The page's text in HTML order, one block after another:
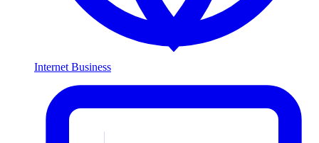
Internet Business